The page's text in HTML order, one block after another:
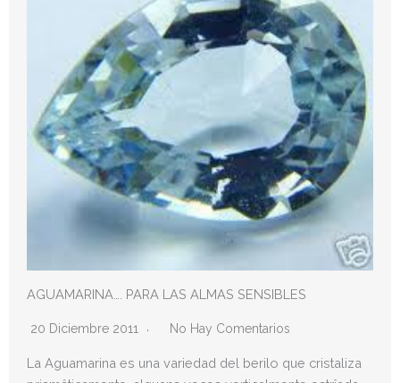
AGUAMARINA…. PARA LAS ALMAS SENSIBLES
20 Diciembre 2011 No Hay Comentarios
La Aguamarina es una variedad del berilo que cristaliza